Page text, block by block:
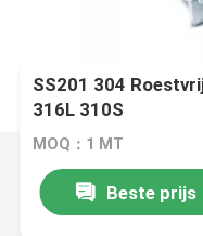
SS201 304
316L 310S
MOQ：1 MT
Beste prijs